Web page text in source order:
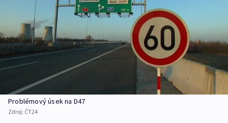
Problémový úsek na D47
Zdroj: ČT24